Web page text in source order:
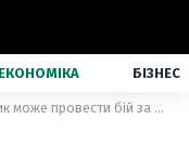
ЕКОНОМІКА БІЗНЕС
Усик може провести бій за новий пояс чемпіона